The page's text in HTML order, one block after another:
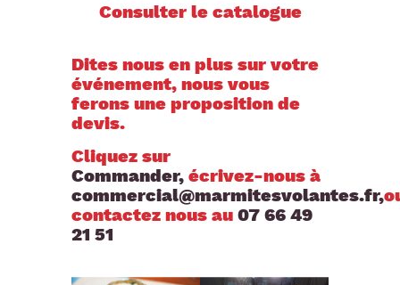
Consulter le catalogue
Dites nous en plus sur votre
événement, nous vous
ferons une proposition de
devis.
Cliquez sur
Commander,écrivez-nous à
commercial@marmitesvolantes.fr,
contactez nous au 07 66 49
21 51